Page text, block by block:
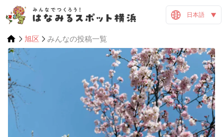
日本語
旭区 みんなの投稿一覧